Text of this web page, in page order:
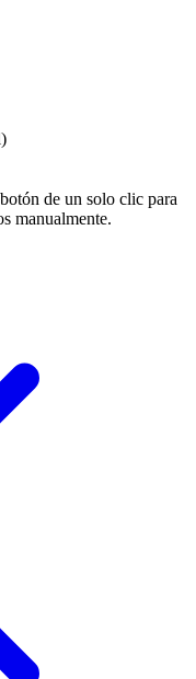
de un solo clic para
manualmente.